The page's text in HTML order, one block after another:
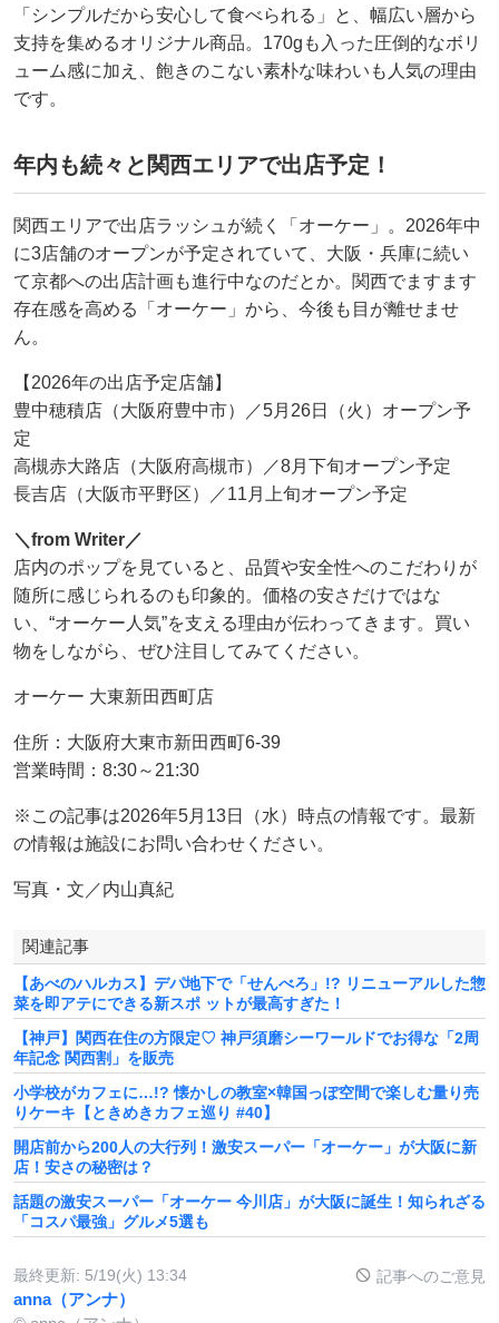
「シンプルだから安心して食べられる」と、幅広い層から
支持を集めるオリジナル商品。170gも入った圧倒的なボリ
ューム感に加え、飽きのこない素朴な味わいも人気の理由
です。
年内も続々と関西エリアで出店予定！
関西エリアで出店ラッシュが続く「オーケー」。2026年中
に3店舗のオープンが予定されていて、大阪・兵庫に続い
て京都への出店計画も進行中なのだとか。関西でますます
存在感を高める「オーケー」から、今後も目が離せませ
ん。
【2026年の出店予定店舗】
豊中穂積店（大阪府豊中市）／5月26日（火）オープン予
定
高槻赤大路店（大阪府高槻市）／8月下旬オープン予定
長吉店（大阪市平野区）／11月上旬オープン予定
＼from Writer／
店内のポップを見ていると、品質や安全性へのこだわりが
随所に感じられるのも印象的。価格の安さだけではな
い、“オーケー人気”を支える理由が伝わってきます。買い
物をしながら、ぜひ注目してみてください。
オーケー 大東新田西町店
住所：大阪府大東市新田西町6-39
営業時間：8:30～21:30
※この記事は2026年5月13日（水）時点の情報です。最新
の情報は施設にお問い合わせください。
写真・文／内山真紀
関連記事
【あべのハルカス】デパ地下で「せんべろ」!? リニューアルした惣
菜を即アテにできる新スポ ットが最高すぎた！
【神戸】関西在住の方限定♡ 神戸須磨シーワールドでお得な「2周
年記念 関西割」を販売
小学校がカフェに…!? 懐かしの教室×韓国っぽ空間で楽しむ量り売
りケーキ【ときめきカフェ巡り #40】
開店前から200人の大行列！激安スーパー「オーケー」が大阪に新
店！安さの秘密は？
話題の激安スーパー「オーケー 今川店」が大阪に誕生！知られざる
「コスパ最強」グルメ5選も
最終更新: 5/19(火) 13:34 記事へのご意見
anna（アンナ）